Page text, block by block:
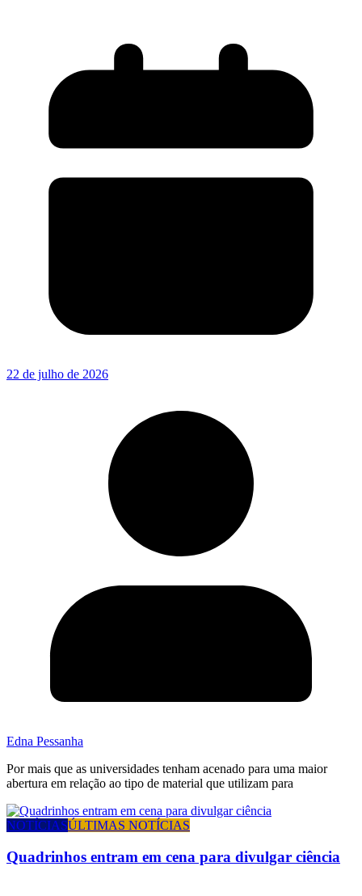
22 de julho de 2026
Edna Pessanha
Por mais que as universidades tenham acenado para uma maior
abertura em relação ao tipo de material que utilizam para
NOTÍCIASÚLTIMAS NOTÍCIAS
Quadrinhos entram em cena para divulgar ciência